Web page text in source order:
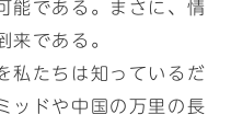
能である。まさに、情
来である。
私たちは知っているだ
ッドや中国の万里の長